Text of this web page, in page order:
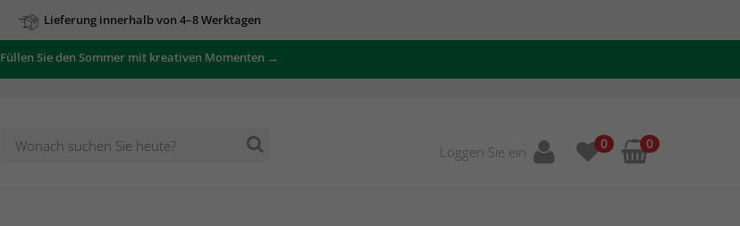
Lieferung innerhalb von 4–8 Werktagen
Füllen Sie den Sommer mit kreativen Momenten →
Loggen Sie ein 0 0